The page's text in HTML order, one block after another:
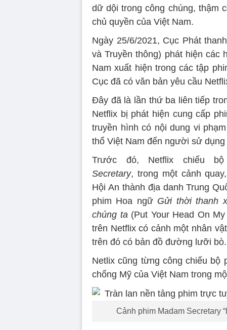
dữ dội trong công chúng, thậm
chủ quyền của Việt Nam.
Ngày 25/6/2021, Cục Phát
và Truyền thông) phát hiện các
Nam xuất hiện trong các tập
Cục đã có văn bản yêu cầu
Đây đã là lần thứ ba liên tiếp
Netflix bị phát hiện cung cấp
truyền hình có nội dung vi
thổ Việt Nam đến người sử dụng
Trước đó, Netflix chiếu
Secretary, trong một cảnh
Hội An thành địa danh Trung
phim Hoa ngữ Gửi thời thanh
chúng ta(Put Your Head On My
trên Netflix có cảnh một nhân
trên đó có bản đồ đường lưỡi bò.
Netlix cũng từng công chiếu bộ
chống Mỹ của Việt Nam trong
Cảnh phim Madam Secretary